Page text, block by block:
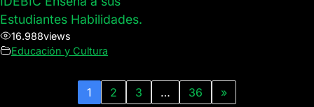
Estudiantes Habilidades.
16.988views
Educación y Cultura
1 2 3 … 36 »